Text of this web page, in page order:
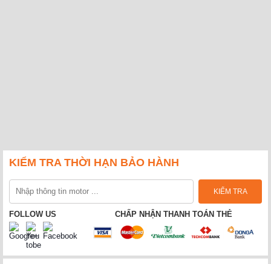
KIỂM TRA THỜI HẠN BẢO HÀNH
FOLLOW US CHẤP NHẬN THANH TOÁN THẺ